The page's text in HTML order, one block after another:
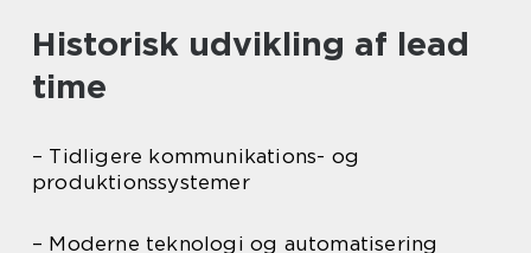
Historisk udvikling af lead
time
– Tidligere kommunikations- og
produktionssystemer
– Moderne teknologi og automatisering